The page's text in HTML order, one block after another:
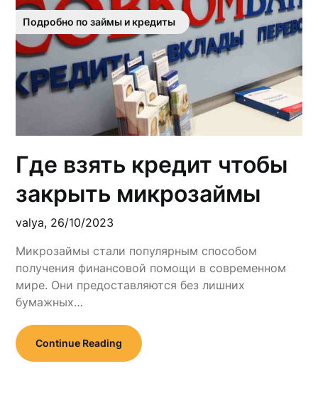
Подробно по займы и кредиты
Где взять кредит чтобы
закрыть микрозаймы
valya, 26/10/2023
Микрозаймы стали популярным способом
получения финансовой помощи в современном
мире. Они предоставляются без лишних
бумажных…
Continue Reading